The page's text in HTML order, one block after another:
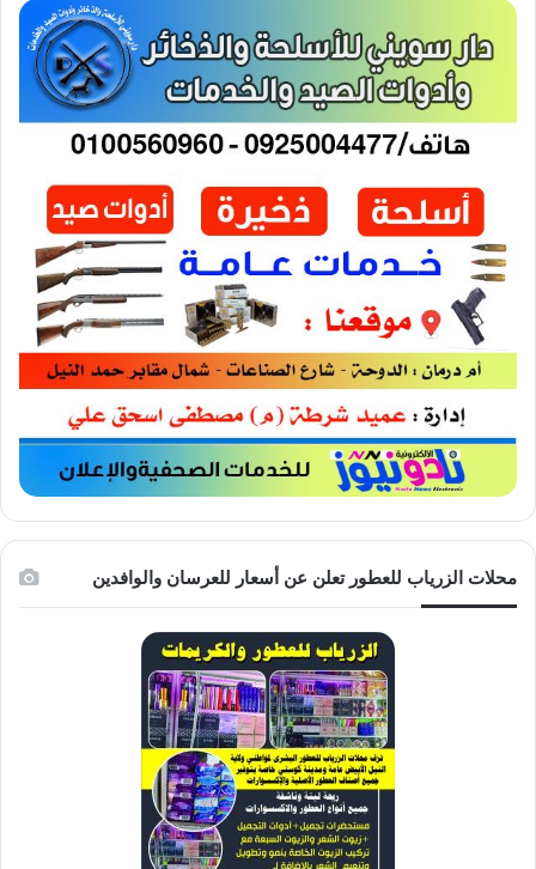
محلات الزرياب للعطور تعلن عن أسعار للعرسان والوافدين